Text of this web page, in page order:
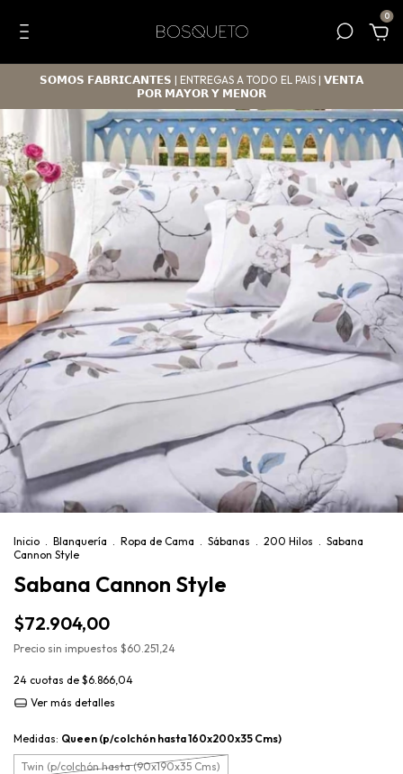
0
𝗦𝗢𝗠𝗢𝗦 𝗙𝗔𝗕𝗥𝗜𝗖𝗔𝗡𝗧𝗘𝗦 | ENTREGAS A TODO EL PAIS | 𝗩𝗘𝗡𝗧𝗔
𝗣𝗢𝗥 𝗠𝗔𝗬𝗢𝗥 𝗬 𝗠𝗘𝗡𝗢𝗥
Inicio . Blanquería . Ropa de Cama . Sábanas . 200 Hilos . Sabana
Cannon Style
Sabana Cannon Style
$72.904,00
Precio sin impuestos $60.251,24
24 cuotas de $6.866,04
Ver más detalles
Medidas: Queen (p/colchón hasta 160x200x35 Cms)
Twin (p/colchón hasta (90x190x35 Cms)